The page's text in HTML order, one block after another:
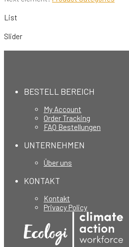
List
Slider
BESTELL BEREICH
My Account
Order Tracking
FAQ Bestellungen
UNTERNEHMEN
Über uns
KONTAKT
Kontakt
Privacy Policy